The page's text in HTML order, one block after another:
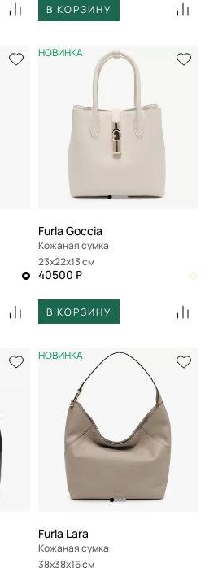
В КОРЗИНУ
НОВИНКА
Furla Goccia
Кожаная сумка
23x22x13 см
40500 ₽
В КОРЗИНУ
НОВИНКА
Furla Lara
Кожаная сумка
38x38x16 см